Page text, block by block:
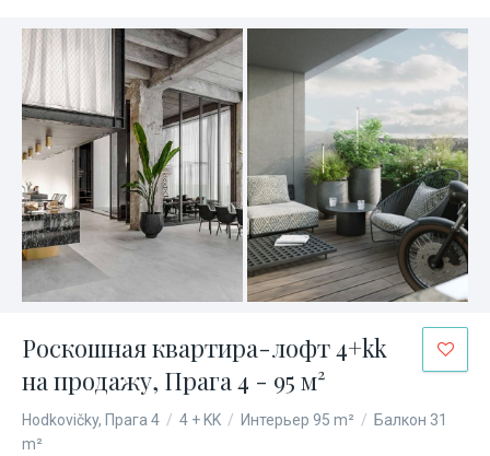
Роскошная квартира-лофт 4+kk
на продажу, Прага 4 - 95 м²
Hodkovičky, Прага 4 / 4 + KK / Интерьер 95 m² / Балкон 31
m²